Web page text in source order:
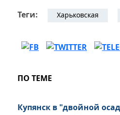
Теги: Харьковская
ПО ТЕМЕ
Купянск в "двойной